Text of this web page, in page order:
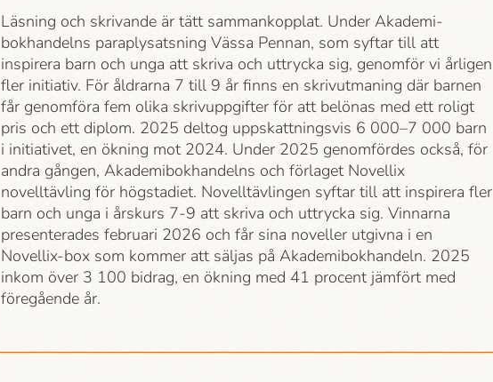
Läsning och skrivande är tätt sammankopplat. Under Akademi­
bokhandelns paraplysatsning Vässa Pennan, som syftar till att
inspirera barn och unga att skriva och uttrycka sig, genomför vi årligen
fler initiativ. För åldrarna 7 till 9 år finns en skrivutmaning där barnen
får genomföra fem olika skrivuppgifter för att belönas med ett roligt
pris och ett diplom. 2025 deltog uppskattningsvis 6 000–7 000 barn
i initiativet, en ökning mot 2024. Under 2025 genomfördes också, för
andra gången, Akademi­bokhandelns och förlaget Novellix
novelltävling för högstadiet. Novelltävlingen syftar till att inspirera fler
barn och unga i årskurs 7-9 att skriva och uttrycka sig. Vinnarna
presenterades februari 2026 och får sina noveller utgivna i en
Novellix-box som kommer att säljas på Akademi­bokhandeln. 2025
inkom över 3 100 bidrag, en ökning med 41 procent jämfört med
föregående år.